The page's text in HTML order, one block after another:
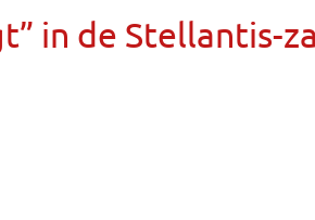
in de Stellantis-